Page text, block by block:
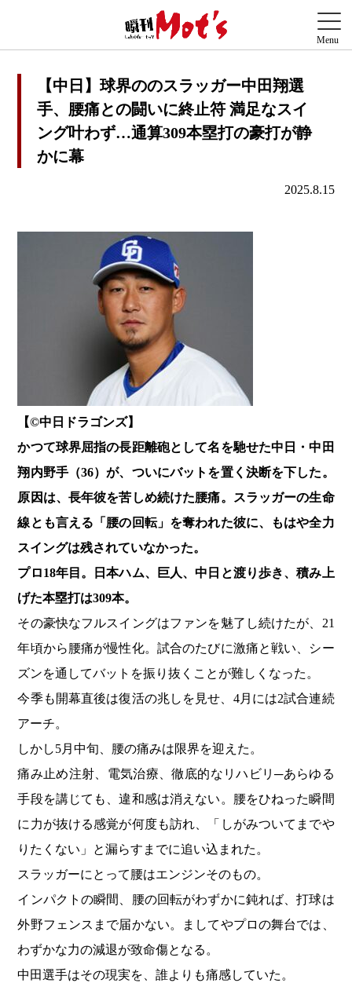
【中日】球界ののスラッガー中田翔選
手、腰痛との闘いに終止符 満足なスイ
ング叶わず…通算309本塁打の豪打が静
かに幕
2025.8.15
【©️中日ドラゴンズ】
かつて球界屈指の長距離砲として名を馳せた中日・中田
翔内野手（36）が、ついにバットを置く決断を下した。
原因は、長年彼を苦しめ続けた腰痛。スラッガーの生命
線とも言える「腰の回転」を奪われた彼に、もはや全力
スイングは残されていなかった。
プロ18年目。日本ハム、巨人、中日と渡り歩き、積み上
げた本塁打は309本。
その豪快なフルスイングはファンを魅了し続けたが、21
年頃から腰痛が慢性化。試合のたびに激痛と戦い、シー
ズンを通してバットを振り抜くことが難しくなった。
今季も開幕直後は復活の兆しを見せ、4月には2試合連続
アーチ。
しかし5月中旬、腰の痛みは限界を迎えた。
痛み止め注射、電気治療、徹底的なリハビリ─あらゆる
手段を講じても、違和感は消えない。腰をひねった瞬間
に力が抜ける感覚が何度も訪れ、「しがみついてまでや
りたくない」と漏らすまでに追い込まれた。
スラッガーにとって腰はエンジンそのもの。
インパクトの瞬間、腰の回転がわずかに鈍れば、打球は
外野フェンスまで届かない。ましてやプロの舞台では、
わずかな力の減退が致命傷となる。
中田選手はその現実を、誰よりも痛感していた。